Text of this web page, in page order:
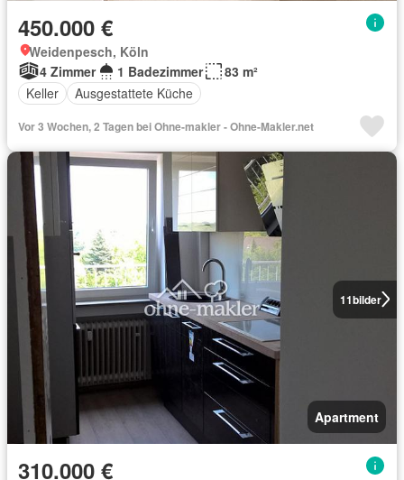
450.000 €
Weidenpesch, Köln
4 Zimmer
1 Badezimmer
83 m²
Keller
Ausgestattete Küche
Vor 3 Wochen, 2 Tagen bei Ohne-makler - Ohne-Makler.net
11bilder
Apartment
310.000 €